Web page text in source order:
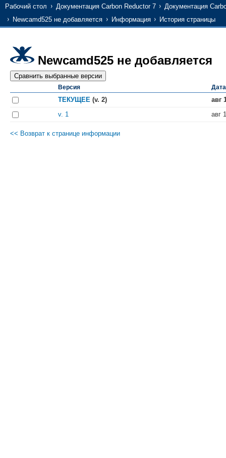
Рабочий стол Документация Carbon Reductor 7
Документация
Newcamd525 не добавляется
Информация История страницы
Newcamd525 не добавляется
Версия Дата
ТЕКУЩЕЕ (v. 2)
авг
v. 1
авг
<< Возврат к странице информации